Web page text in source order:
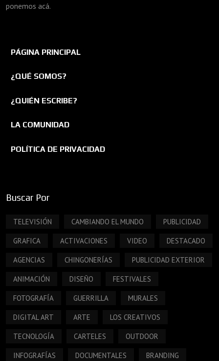
ponemos acá.
PÁGINA PRINCIPAL
¿QUÉ SOMOS?
¿QUIÉN ESCRIBE?
LA COMUNIDAD
POLÍTICA DE PRIVACIDAD
Buscar Por
TELEVISIÓN CAMBIANDO EL MUNDO PUBLICIDAD
GRAFICA ACTIVACIONES VIDEO DESTACADO
AGENCIAS CHINGONERÍAS PUBLICIDAD EXTERIOR
ANIMACIÓN DISEÑO FESTIVALES
FOTOGRAFÍA GUERRILLA MURALES
DIGITAL ART ARTE LOS CREATIVOS
TECNOLOGÍA CARTELES OUTDOOR
INFOGRAFÍAS DOCUMENTALES BRANDING